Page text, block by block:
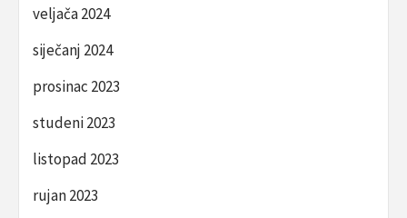
veljača 2024
siječanj 2024
prosinac 2023
studeni 2023
listopad 2023
rujan 2023